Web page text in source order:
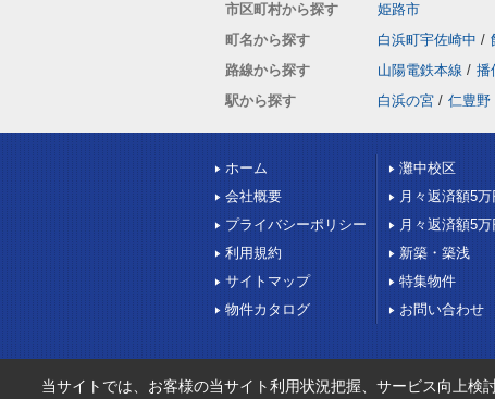
市区町村から探す
姫路市
町名から探す
白浜町宇佐崎中 /
路線から探す
山陽電鉄本線 / 播
駅から探す
白浜の宮 / 仁豊野
ホーム
会社概要
プライバシーポリシー
利用規約
サイトマップ
物件カタログ
灘中校区
月々返済額5
月々返済額5
新築・築浅
特集物件
お問い合わせ
当サイトでは、お客様の当サイト利用状況把握、サービス向上検